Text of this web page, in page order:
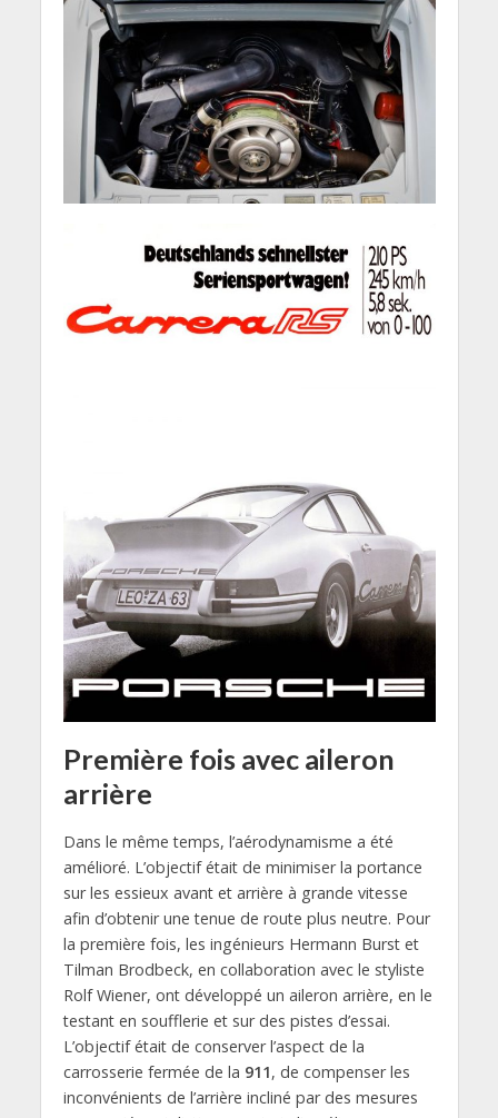
Première fois avec aileron
arrière
Dans le même temps, l’aérodynamisme a été
amélioré. L’objectif était de minimiser la portance
sur les essieux avant et arrière à grande vitesse
afin d’obtenir une tenue de route plus neutre. Pour
la première fois, les ingénieurs Hermann Burst et
Tilman Brodbeck, en collaboration avec le styliste
Rolf Wiener, ont développé un aileron arrière, en le
testant en soufflerie et sur des pistes d’essai.
L’objectif était de conserver l’aspect de la
carrosserie fermée de la 911, de compenser les
inconvénients de l’arrière incliné par des mesures